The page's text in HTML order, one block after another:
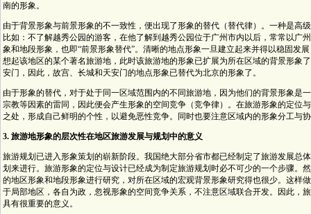
南的形象。
由于背景形象与前景形象的不一致性，便出现了形象的替代（替代律）。一种是高
比如：不了解越秀公园的游客，在他了解到越秀公园位于广州市内以后，常常以广
象和地段形象，也即“前景形象替代”。清晰的地点形象一旦建立起来并得以稳固发
想起该地区的某个著名旅游地，此时该旅游地的形象已扩展为所在区域的背景形象
安门，因此，故宫、长城和天安门的地点形象已替代为北京的形象了。
由于形象的替代，对于处于同一区域范围内的不同旅游地，因为他们的背景形象是
宗教等因素的雷同，因此便会产生形象的空间竞争（竞争律）。在旅游形象的定位
之处，形成自己鲜明的个性，以避免恶性竞争。同时也要注意区域内的形象分工与
3. 旅游地形象的层次性在地区旅游发展与规划中的意义
旅游规划已进入形象策划的崭新阶段。我国绝大部分省市都已经制定了旅游发展总
划来进行。旅游形象的定位与设计已经成为制定旅游规划时必不可少的一个步骤。
的地区形象和地段形象进行研究，对所在区域的宏观背景形象研究得也很少。这样
于局部地区，各自为政，忽视形象的空间竞争关系，不注意区域联合开发。因此，
具有很重要的意义。